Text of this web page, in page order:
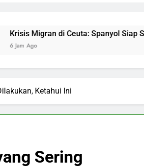
di Ceuta: Spanyol Siap Sanksi Italia
Ketahui Ini
Sering